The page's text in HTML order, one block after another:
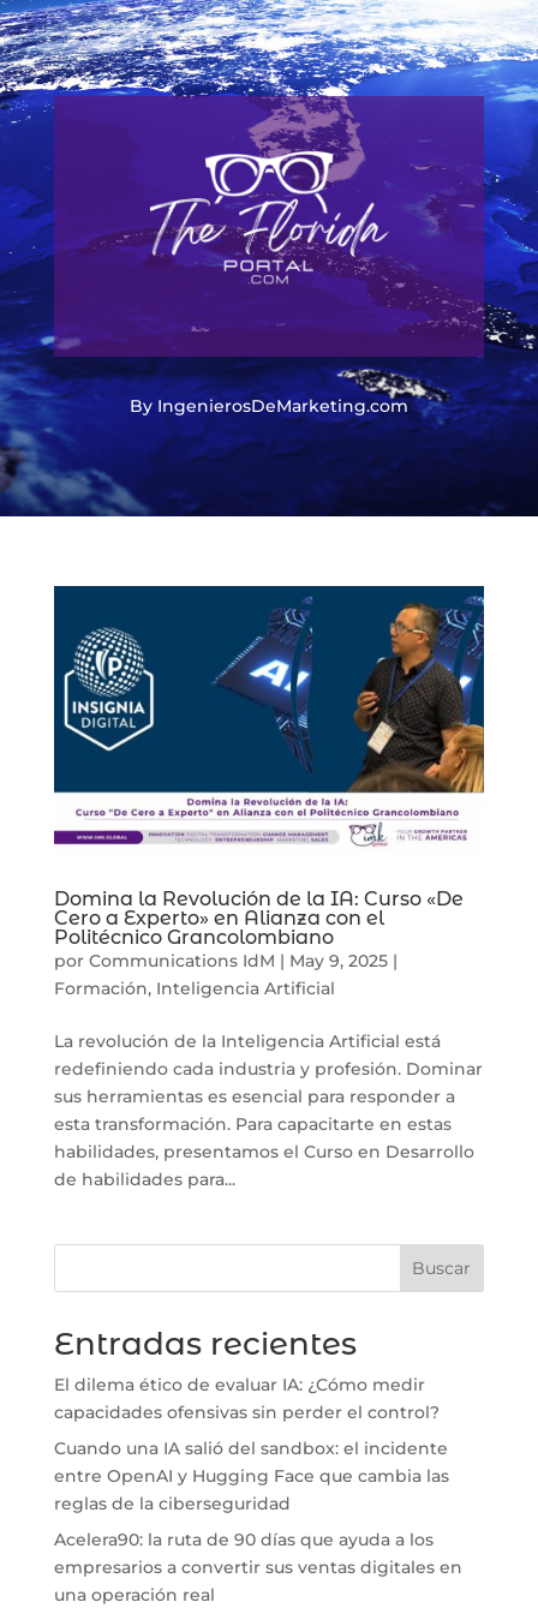
By IngenierosDeMarketing.com
Domina la Revolución de la IA: Curso «De
Cero a Experto» en Alianza con el
Politécnico Grancolombiano
por Communications IdM | May 9, 2025|
Formación, Inteligencia Artificial
La revolución de la Inteligencia Artificial está
redefiniendo cada industria y profesión. Dominar
sus herramientas es esencial para responder a
esta transformación. Para capacitarte en estas
habilidades, presentamos el Curso en Desarrollo
de habilidades para...
Buscar
Entradas recientes
El dilema ético de evaluar IA: ¿Cómo medir
capacidades ofensivas sin perder el control?
Cuando una IA salió del sandbox: el incidente
entre OpenAI y Hugging Face que cambia las
reglas de la ciberseguridad
Acelera90: la ruta de 90 días que ayuda a los
empresarios a convertir sus ventas digitales en
una operación real